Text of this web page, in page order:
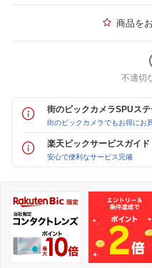
商品を
不適切
街のビックカメラSPUス
街のビックカメラでもお得にお
楽天ビックサービスガイド
安心で便利なサービス完備